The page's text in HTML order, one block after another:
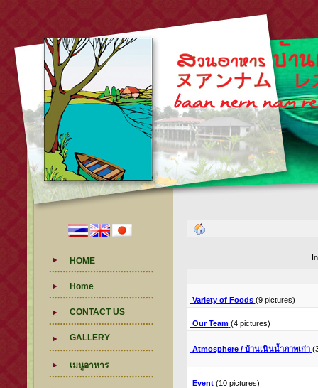
HOME
Home
CONTACT US
GALLERY
เมนูอาหาร
Variety of Foods (9 pictures)
Our Team (4 pictures)
Atmosphere / บ้านเนินน้ำภาพเก่า
Event (10 pictures)